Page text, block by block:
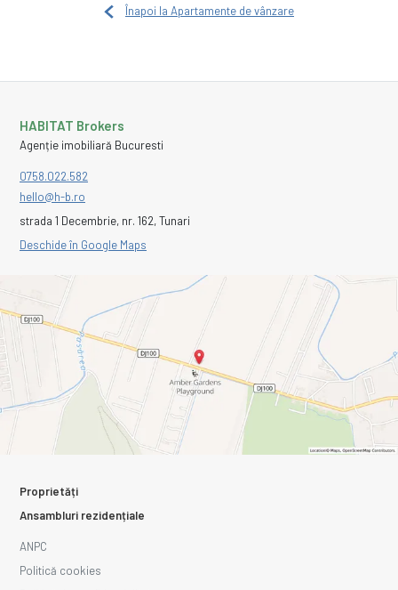
Înapoi la Apartamente de vânzare
HABITAT Brokers
Agenție imobiliară Bucuresti
0758.022.582
hello@h-b.ro
strada 1 Decembrie, nr. 162, Tunari
Deschide în Google Maps
Proprietăți
Ansambluri rezidențiale
ANPC
Politică cookies